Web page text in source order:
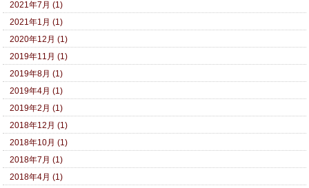
2021年7月 (1)
2021年1月 (1)
2020年12月 (1)
2019年11月 (1)
2019年8月 (1)
2019年4月 (1)
2019年2月 (1)
2018年12月 (1)
2018年10月 (1)
2018年7月 (1)
2018年4月 (1)